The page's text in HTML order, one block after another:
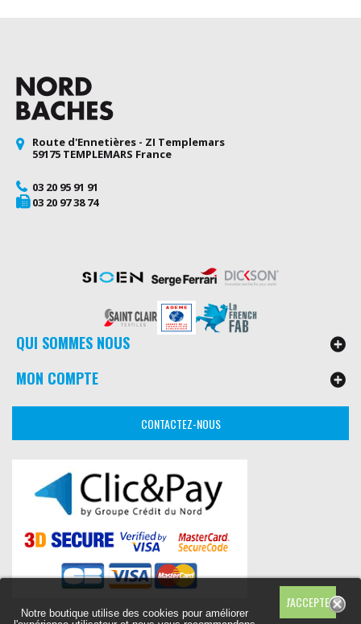
Notre boutique utilise des cookies pour améliorer
Route d'Ennetières - ZI Templemars
59175 TEMPLEMARS France
03 20 95 91 91
03 20 97 38 74
QUI SOMMES NOUS
MON COMPTE
CONTACTEZ-NOUS